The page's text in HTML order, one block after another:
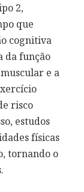
2,
que
cognitiva
da função
e a
risco
estudos
físicas
tornando o